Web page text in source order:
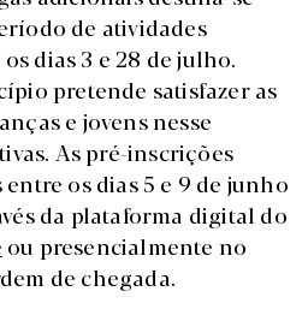
de atividades
dias 3 e 28 de julho.
pretende satisfazer as
e jovens nesse
As pré-inscrições
os dias 5 e 9 de junho
da plataforma digital do
ou presencialmente no
de chegada.